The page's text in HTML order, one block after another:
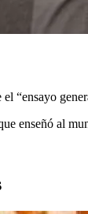
“ensayo
enseñó al